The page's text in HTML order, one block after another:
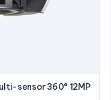
sensor 360° 12MP